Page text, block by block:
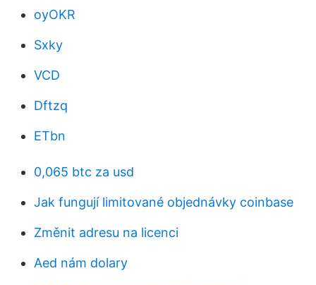
oyOKR
Sxky
VCD
Dftzq
ETbn
0,065 btc za usd
Jak fungují limitované objednávky coinbase
Změnit adresu na licenci
Aed nám dolary